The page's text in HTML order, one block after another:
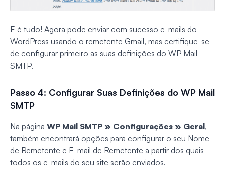
E é tudo! Agora pode enviar com sucesso e-mails do
WordPress usando o remetente Gmail, mas certifique-se
de configurar primeiro as suas definições do WP Mail
SMTP.
Passo 4: Configurar Suas Definições do WP Mail
SMTP
Na página WP Mail SMTP » Configurações » Geral,
também encontrará opções para configurar o seu Nome
de Remetente e E-mail de Remetente a partir dos quais
todos os e-mails do seu site serão enviados.